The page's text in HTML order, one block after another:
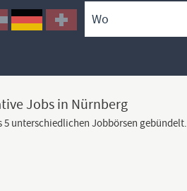
Jobs in Nürnberg
5 unterschiedlichen Jobbörsen gebündelt.